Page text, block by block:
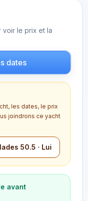
le prix et la
dates
les dates, le prix
joindrons ce yacht
50.5 · Lui
avant